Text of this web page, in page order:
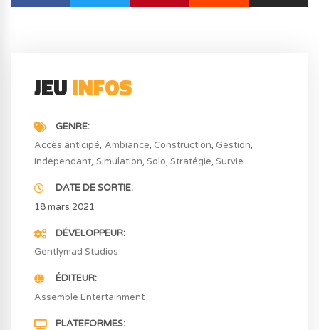
JEUINFOS
GENRE
Accès anticipé Ambiance Construction Gestion
Indépendant Simulation Solo Stratégie Survie
DATE DE SORTIE
18 mars 2021
DÉVELOPPEUR
Gentlymad Studios
ÉDITEUR
Assemble Entertainment
PLATEFORMES